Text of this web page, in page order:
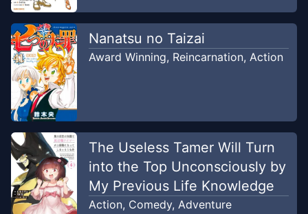
Nanatsu no Taizai
Award Winning, Reincarnation, Action
The Useless Tamer Will Turn
into the Top Unconsciously by
My Previous Life Knowledge
Action, Comedy, Adventure